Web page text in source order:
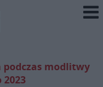
podczas modlitwy